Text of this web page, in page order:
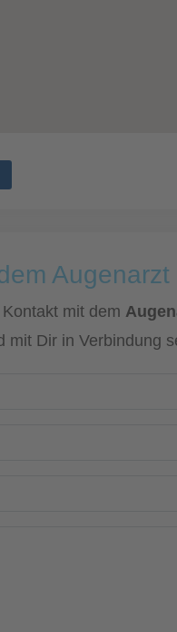
mit dem
mit Dir in Verbindung